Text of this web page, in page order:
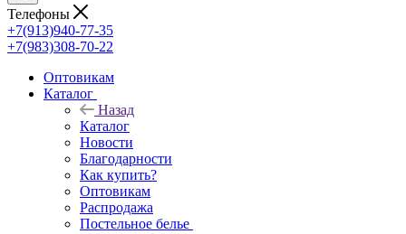
Телефоны
+7(913)940-77-35
+7(983)308-70-22
Оптовикам
Каталог
Назад
Каталог
Новости
Благодарности
Как купить?
Оптовикам
Распродажа
Постельное белье